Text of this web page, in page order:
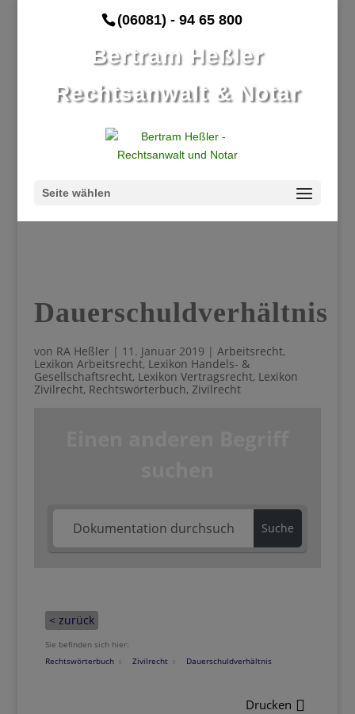
(06081) - 94 65 800
Bertram Heßler
Rechtsanwalt & Notar
Seite wählen
Dauerschuldverhältnis
von RA Heßler| 11. Januar 2019 | Arbeitsrecht,
Lexikon Arbeitsrecht, Lexikon Handels- &
Gesellschaftsrecht, Lexikon Vertragsrecht, Lexikon
Zivilrecht, Rechtswörterbuch, Zivilrecht
Suche
< zurück
Sie befinden sich hier:
Rechtswörterbuch
Zivilrecht Dauerschuldverhältnis
Drucken